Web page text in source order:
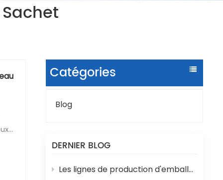
Catégories
Blog
DERNIER BLOG
Les lignes de production d'emballages liquides en sachets sont sujettes à divers problèmes techniques en cours de fonctionnement.